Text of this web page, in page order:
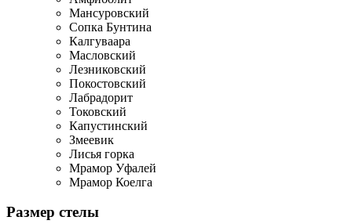
Мансуровский
Сопка Бунтина
Калгуваара
Масловский
Лезниковский
Покостовский
Лабрадорит
Токовский
Капустинский
Змеевик
Лисья горка
Мрамор Уфалей
Мрамор Коелга
Размер стелы